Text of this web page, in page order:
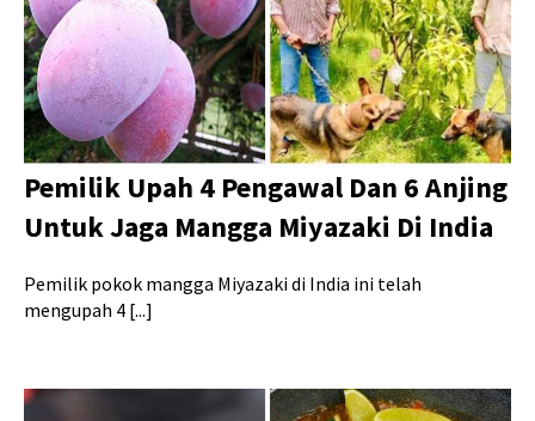
Pemilik Upah 4 Pengawal Dan 6 Anjing
Untuk Jaga Mangga Miyazaki Di India
Pemilik pokok mangga Miyazaki di India ini telah
mengupah 4 [...]